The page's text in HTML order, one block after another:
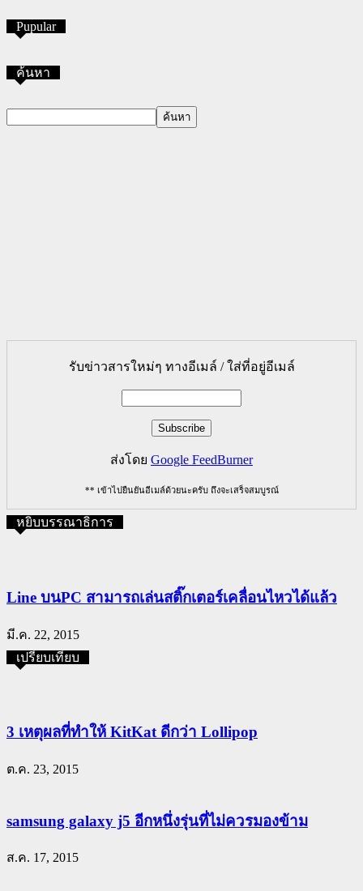
Pupular
ค้นหา
รับข่าวสารใหม่ๆ ทางอีเมล์ / ใส่ที่อยู่อีเมล์
ส่งโดย Google FeedBurner
** เข้าไปยืนยันอีเมล์ด้วยนะครับ ถึงจะเสร็จสมบูรณ์
หยิบบรรณาธิการ
Line บนPC สามารถเล่นสติ๊กเตอร์เคลื่อนไหวได้แล้ว
มี.ค. 22, 2015
เปรียบเทียบ
3 เหตุผลที่ทำให้ KitKat ดีกว่า Lollipop
ต.ค. 23, 2015
samsung galaxy j5 อีกหนึ่งรุ่นที่ไม่ควรมองข้าม
ส.ค. 17, 2015